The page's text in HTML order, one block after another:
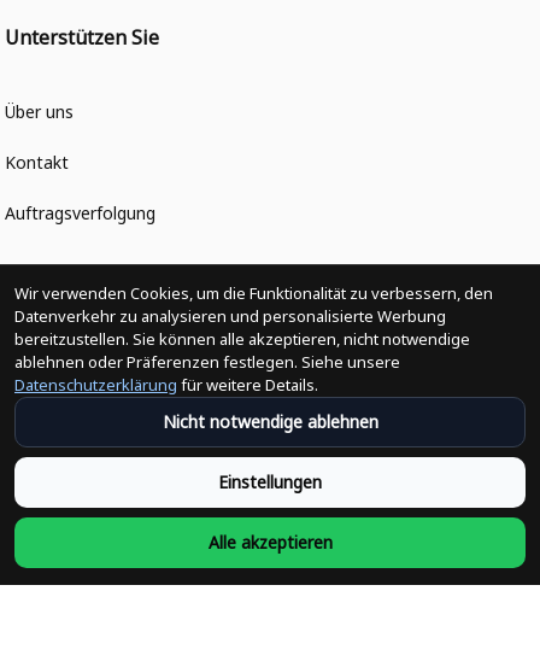
Unterstützen Sie
Über uns
Kontakt
Auftragsverfolgung
Politiken
Änderungen der Bestellung
Versandpolitik
Rückerstattungsrichtlinie
Rückgabepolitik
Wir verwenden Cookies, um die Funktionalität zu verbessern, den
Datenverkehr zu analysieren und personalisierte Werbung
bereitzustellen. Sie können alle akzeptieren, nicht notwendige
ablehnen oder Präferenzen festlegen. Siehe unsere
Datenschutzerklärung für weitere Details.
Nicht notwendige ablehnen
Einstellungen
Alle akzeptieren